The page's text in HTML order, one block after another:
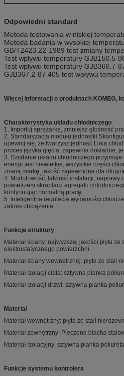
Odpowiedni standard
Metoda testowania w niskiej
Metoda badania w wysokiej
GB/T2423.22-1989 test zmiany
Test wpływu temperatury GJB150.5-
Test wpływu temperatury GJB360.7-
GJB367.2-87 405 test wpływu
Więcej informacji o produktach KOMEG,
Charakterystyka układu chłodniczego
1. Importuj sprężarkę, zmniejsz głośność
2. Standaryzacja modułu
upewnij się, że tworzysz jedność.Linia
proces języka gięcia, zapewnia dokładne,
3. Działanie układu chłodniczego
energii jest niewielkie, wszystkie części
znaną markę, jakość zapewniona dla
4. Modułowość, łatwość instalacji, naprawy
powietrzem skraplacz agregatu
kontynuując normalną pracę;
5. Inteligentna regulacja wydajności
zakres obciążenia.
Funkcje struktury
Materiał ściany: najwyższej jakości płyta
elektrostatycznego powierzchni
Materiał ściany wewnętrznej: płyta ze stali
Materiał izolacji ciała: sztywna pianka
Materiał izolacji drzwi: sztywna pianka
Materiał
Materiał wewnętrzny: płyta ze stali
Materiał zewnętrzny: Pieczona blacha
Materiał izolacyjny: sztywna pianka
Funkcje systemu kontrolera